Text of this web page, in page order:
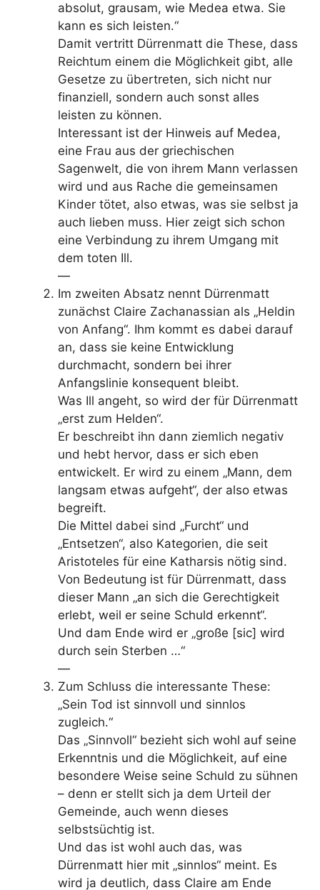
absolut, grausam, wie Medea etwa. Sie
kann es sich leisten.“
Damit vertritt Dürrenmatt die These, dass
Reichtum einem die Möglichkeit gibt, alle
Gesetze zu übertreten, sich nicht nur
finanziell, sondern auch sonst alles
leisten zu können.
Interessant ist der Hinweis auf Medea,
eine Frau aus der griechischen
Sagenwelt, die von ihrem Mann verlassen
wird und aus Rache die gemeinsamen
Kinder tötet, also etwas, was sie selbst ja
auch lieben muss. Hier zeigt sich schon
eine Verbindung zu ihrem Umgang mit
dem toten Ill.
—
Im zweiten Absatz nennt Dürrenmatt
zunächst Claire Zachanassian als „Heldin
von Anfang“. Ihm kommt es dabei darauf
an, dass sie keine Entwicklung
durchmacht, sondern bei ihrer
Anfangslinie konsequent bleibt.
Was Ill angeht, so wird der für Dürrenmatt
„erst zum Helden“.
Er beschreibt ihn dann ziemlich negativ
und hebt hervor, dass er sich eben
entwickelt. Er wird zu einem „Mann, dem
langsam etwas aufgeht“, der also etwas
begreift.
Die Mittel dabei sind „Furcht“ und
„Entsetzen“, also Kategorien, die seit
Aristoteles für eine Katharsis nötig sind.
Von Bedeutung ist für Dürrenmatt, dass
dieser Mann „an sich die Gerechtigkeit
erlebt, weil er seine Schuld erkennt“.
Und dam Ende wird er „große [sic] wird
durch sein Sterben …“
—
Zum Schluss die interessante These:
„Sein Tod ist sinnvoll und sinnlos
zugleich.“
Das „Sinnvoll“ bezieht sich wohl auf seine
Erkenntnis und die Möglichkeit, auf eine
besondere Weise seine Schuld zu sühnen
– denn er stellt sich ja dem Urteil der
Gemeinde, auch wenn dieses
selbstsüchtig ist.
Und das ist wohl auch das, was
Dürrenmatt hier mit „sinnlos“ meint. Es
wird ja deutlich, dass Claire am Ende